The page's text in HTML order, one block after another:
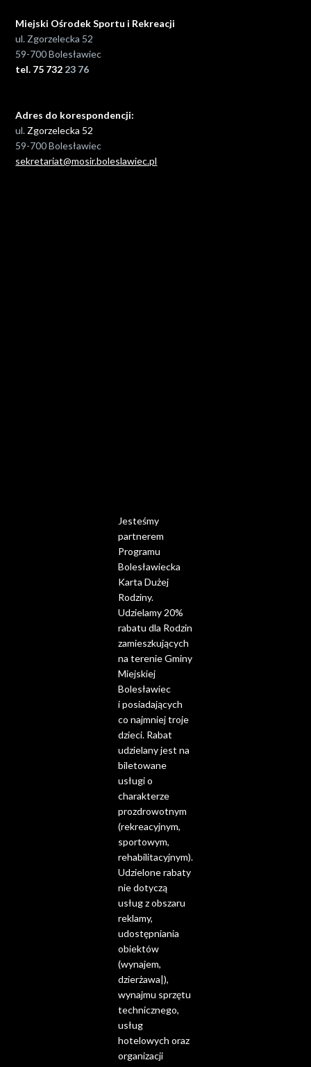
Miejski Ośrodek Sportu i Rekreacji
ul. Zgorzelecka 52
59-700 Bolesławiec
tel. 75 732 23 76
Adres do korespondencji:
ul. Zgorzelecka 52
59-700 Bolesławiec
sekretariat@mosir.boleslawiec.pl
Jesteśmy
partnerem
Programu
Bolesławiecka
Karta Dużej
Rodziny.
Udzielamy 20%
rabatu dla Rodzin
zamieszkujących
na terenie Gminy
Miejskiej
Bolesławiec
i posiadających
co najmniej troje
dzieci. Rabat
udzielany jest na
biletowane
usługi o
charakterze
prozdrowotnym
(rekreacyjnym,
sportowym,
rehabilitacyjnym).
Udzielone rabaty
nie dotyczą
usług z obszaru
reklamy,
udostępniania
obiektów
(wynajem,
dzierżawa|),
wynajmu sprzętu
technicznego,
usług
hotelowych oraz
organizacji